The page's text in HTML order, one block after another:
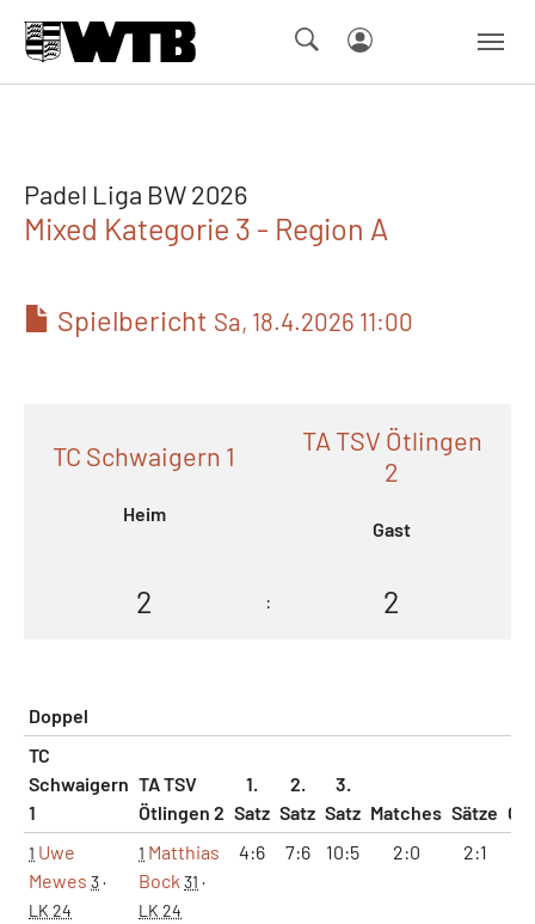
Padel Liga BW 2026
Mixed Kategorie 3 - Region A
Spielbericht Sa, 18.4.2026 11:00
TC Schwaigern 1
Heim
TA TSV Ötlingen
2
Gast
2 : 2
Doppel
TC
Schwaigern
1
TA TSV
Ötlingen 2
1.
Satz
2.
Satz
3.
Satz Matches Sätze
1 Uwe
Mewes 3·
LK 24
1 Matthias
Bock 31 ·
LK 24
4:6 7:6 10:5 2:0 2:1